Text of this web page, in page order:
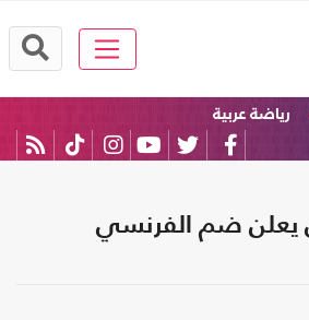
رياضة عربية
يعلن ضم الفرنسي